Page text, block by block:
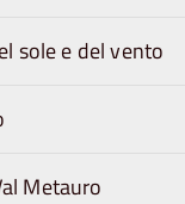
sole e del vento
Metauro